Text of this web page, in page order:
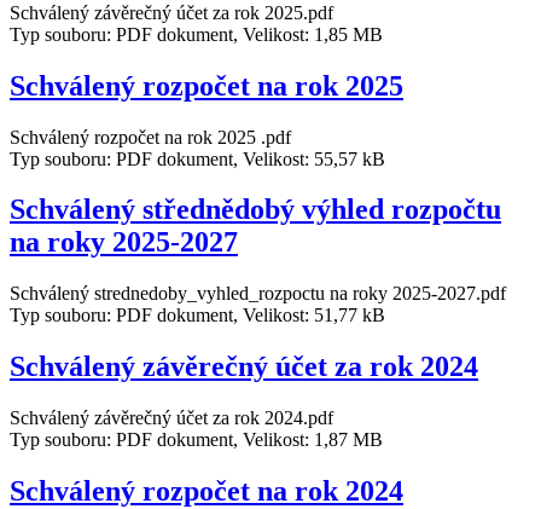
Schválený závěrečný účet za rok 2025.pdf
Typ souboru: PDF dokument, Velikost: 1,85 MB
Schválený rozpočet na rok 2025
Schválený rozpočet na rok 2025 .pdf
Typ souboru: PDF dokument, Velikost: 55,57 kB
Schválený střednědobý výhled rozpočtu
na roky 2025-2027
Schválený strednedoby_vyhled_rozpoctu na roky 2025-2027.pdf
Typ souboru: PDF dokument, Velikost: 51,77 kB
Schválený závěrečný účet za rok 2024
Schválený závěrečný účet za rok 2024.pdf
Typ souboru: PDF dokument, Velikost: 1,87 MB
Schválený rozpočet na rok 2024